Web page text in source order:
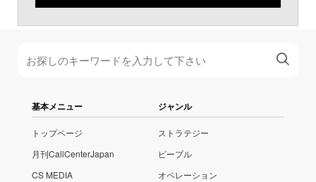
基本メニュー
トップページ
月刊CallCenterJapan
CS MEDIA
ジャンル
ストラテジー
ピープル
オペレーション